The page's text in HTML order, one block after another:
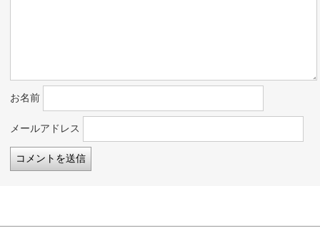
お名前
メールアドレス